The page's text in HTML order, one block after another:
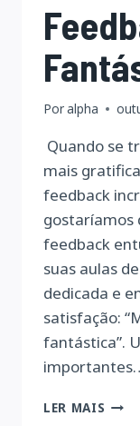
Poralpha
Quando se
mais
feedback
gostaríamos
feedback
suas aulas
dedicada e
satisfação:
fantástica”.
LER MAIS